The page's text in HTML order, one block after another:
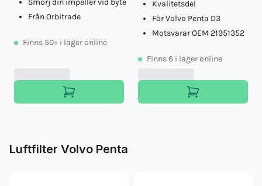
Smörj din impeller vid byte
Från Orbitrade
Finns 50+ i lager online
Kvalitetsdel
För Volvo Penta D3
Motsvarar OEM 21951352
Finns6 i lager online
Luftfilter Volvo Penta